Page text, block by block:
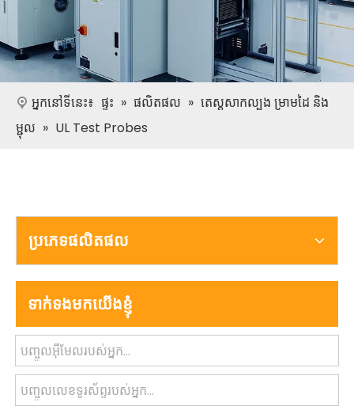
អ្នកនៅទីនេះ៖ ផ្ទះ » ផលិតផល » តេស្តសាកល្បង ម្រាមដៃ និង
ម្ជុល » UL Test Probes
ប្រភេទផលិតផល
ទាក់ទងមកយើងខ្ញុំ